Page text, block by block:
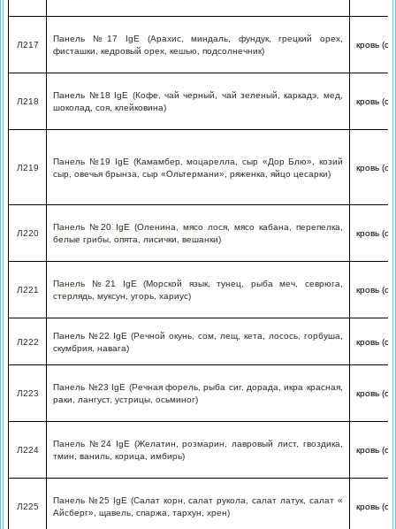
Л217
Панель №17 IgE (Арахис, миндаль, фундук, грецкий орех,
фисташки, кедровый орех, кешью, подсолнечник)
кровь
Л218
Панель №18 IgE (Кофе, чай черный, чай зеленый, каркадэ, мед,
шоколад, соя, клейковина)
кровь
Л219
Панель №19 IgE (Камамбер, моцарелла, сыр «Дор Блю», козий
сыр, овечья брынза, сыр «Ольтермани», ряженка, яйцо цесарки)
кровь
Л220
Панель №20 IgE (Оленина, мясо лося, мясо кабана, перепелка,
белые грибы, опята, лисички, вешанки)
кровь
Л221
Панель №21 IgE (Морской язык, тунец, рыба меч, севрюга,
стерлядь, муксун, угорь, хариус)
кровь
Л222
Панель №22 IgE (Речной окунь, сом, лещ, кета, лосось, горбуша,
скумбрия, навага)
кровь
Л223
Панель №23 IgE (Речная форель, рыба сиг, дорада, икра красная,
раки, лангуст, устрицы, осьминог)
кровь
Л224
Панель №24 IgE (Желатин, розмарин, лавровый лист, гвоздика,
тмин, ваниль, корица, имбирь)
кровь
Л225
Панель №25 IgE (Салат корн, салат рукола, салат латук, салат «
Айсберг», щавель, спаржа, тархун, хрен)
кровь